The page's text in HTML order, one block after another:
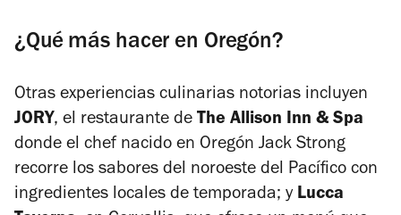
¿Qué más hacer en Oregón?
Otras experiencias culinarias notorias incluyen
JORY, el restaurante de The Allison Inn & Spa
donde el chef nacido en Oregón Jack Strong
recorre los sabores del noroeste del Pacífico con
ingredientes locales de temporada; y Lucca